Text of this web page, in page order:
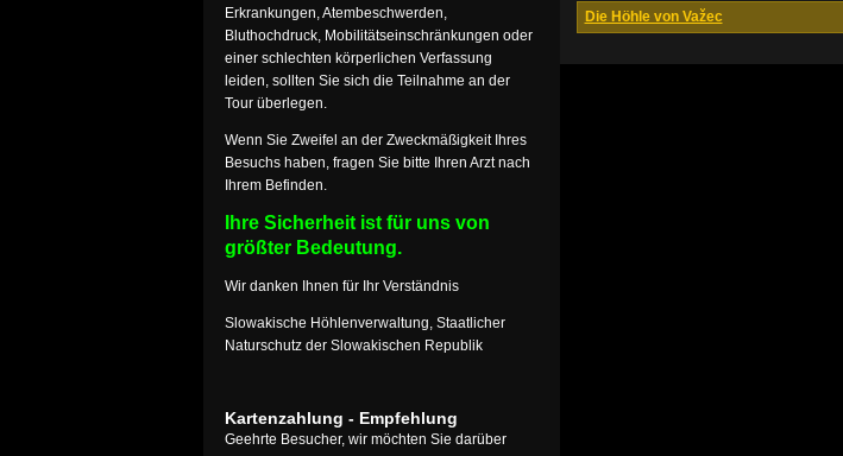
Die Höhle von Važec
Erkrankungen, Atembeschwerden,
Bluthochdruck, Mobilitätseinschränkungen oder
einer schlechten körperlichen Verfassung
leiden, sollten Sie sich die Teilnahme an der
Tour überlegen.
Wenn Sie Zweifel an der Zweckmäßigkeit Ihres
Besuchs haben, fragen Sie bitte Ihren Arzt nach
Ihrem Befinden.
Ihre Sicherheit ist für uns von
größter Bedeutung.
Wir danken Ihnen für Ihr Verständnis
Slowakische Höhlenverwaltung, Staatlicher
Naturschutz der Slowakischen Republik
Kartenzahlung - Empfehlung
Geehrte Besucher, wir möchten Sie darüber